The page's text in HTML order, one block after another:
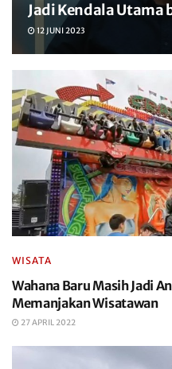
Jadi Kendala Utama
12 JUNI 2023
WISATA
Wahana Baru Masih Jadi
Memanjakan Wisatawan
27 APRIL 2022